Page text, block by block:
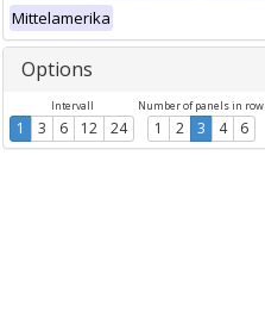
Mittelamerika
Options
Intervall
1 3 6 12 24
Number of panels in row
1 2 3 4 6